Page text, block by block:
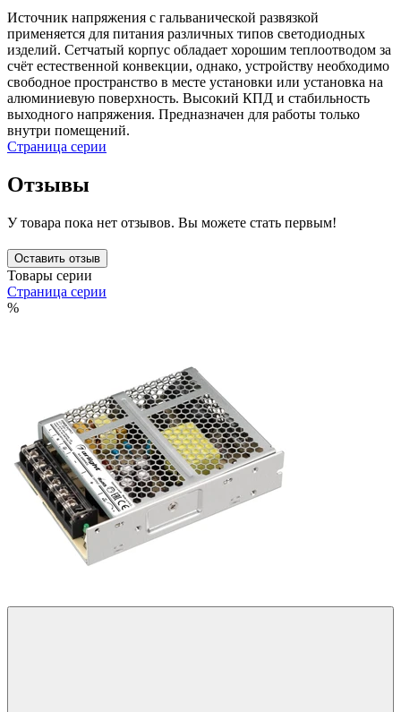
Источник напряжения с гальванической развязкой
применяется для питания различных типов светодиодных
изделий. Сетчатый корпус обладает хорошим теплоотводом за
счёт естественной конвекции, однако, устройству необходимо
свободное пространство в месте установки или установка на
алюминиевую поверхность. Высокий КПД и стабильность
выходного напряжения. Предназначен для работы только
внутри помещений.
Страница серии
Отзывы
У товара пока нет отзывов. Вы можете стать первым!
Оставить отзыв
Товары серии
Страница серии
%